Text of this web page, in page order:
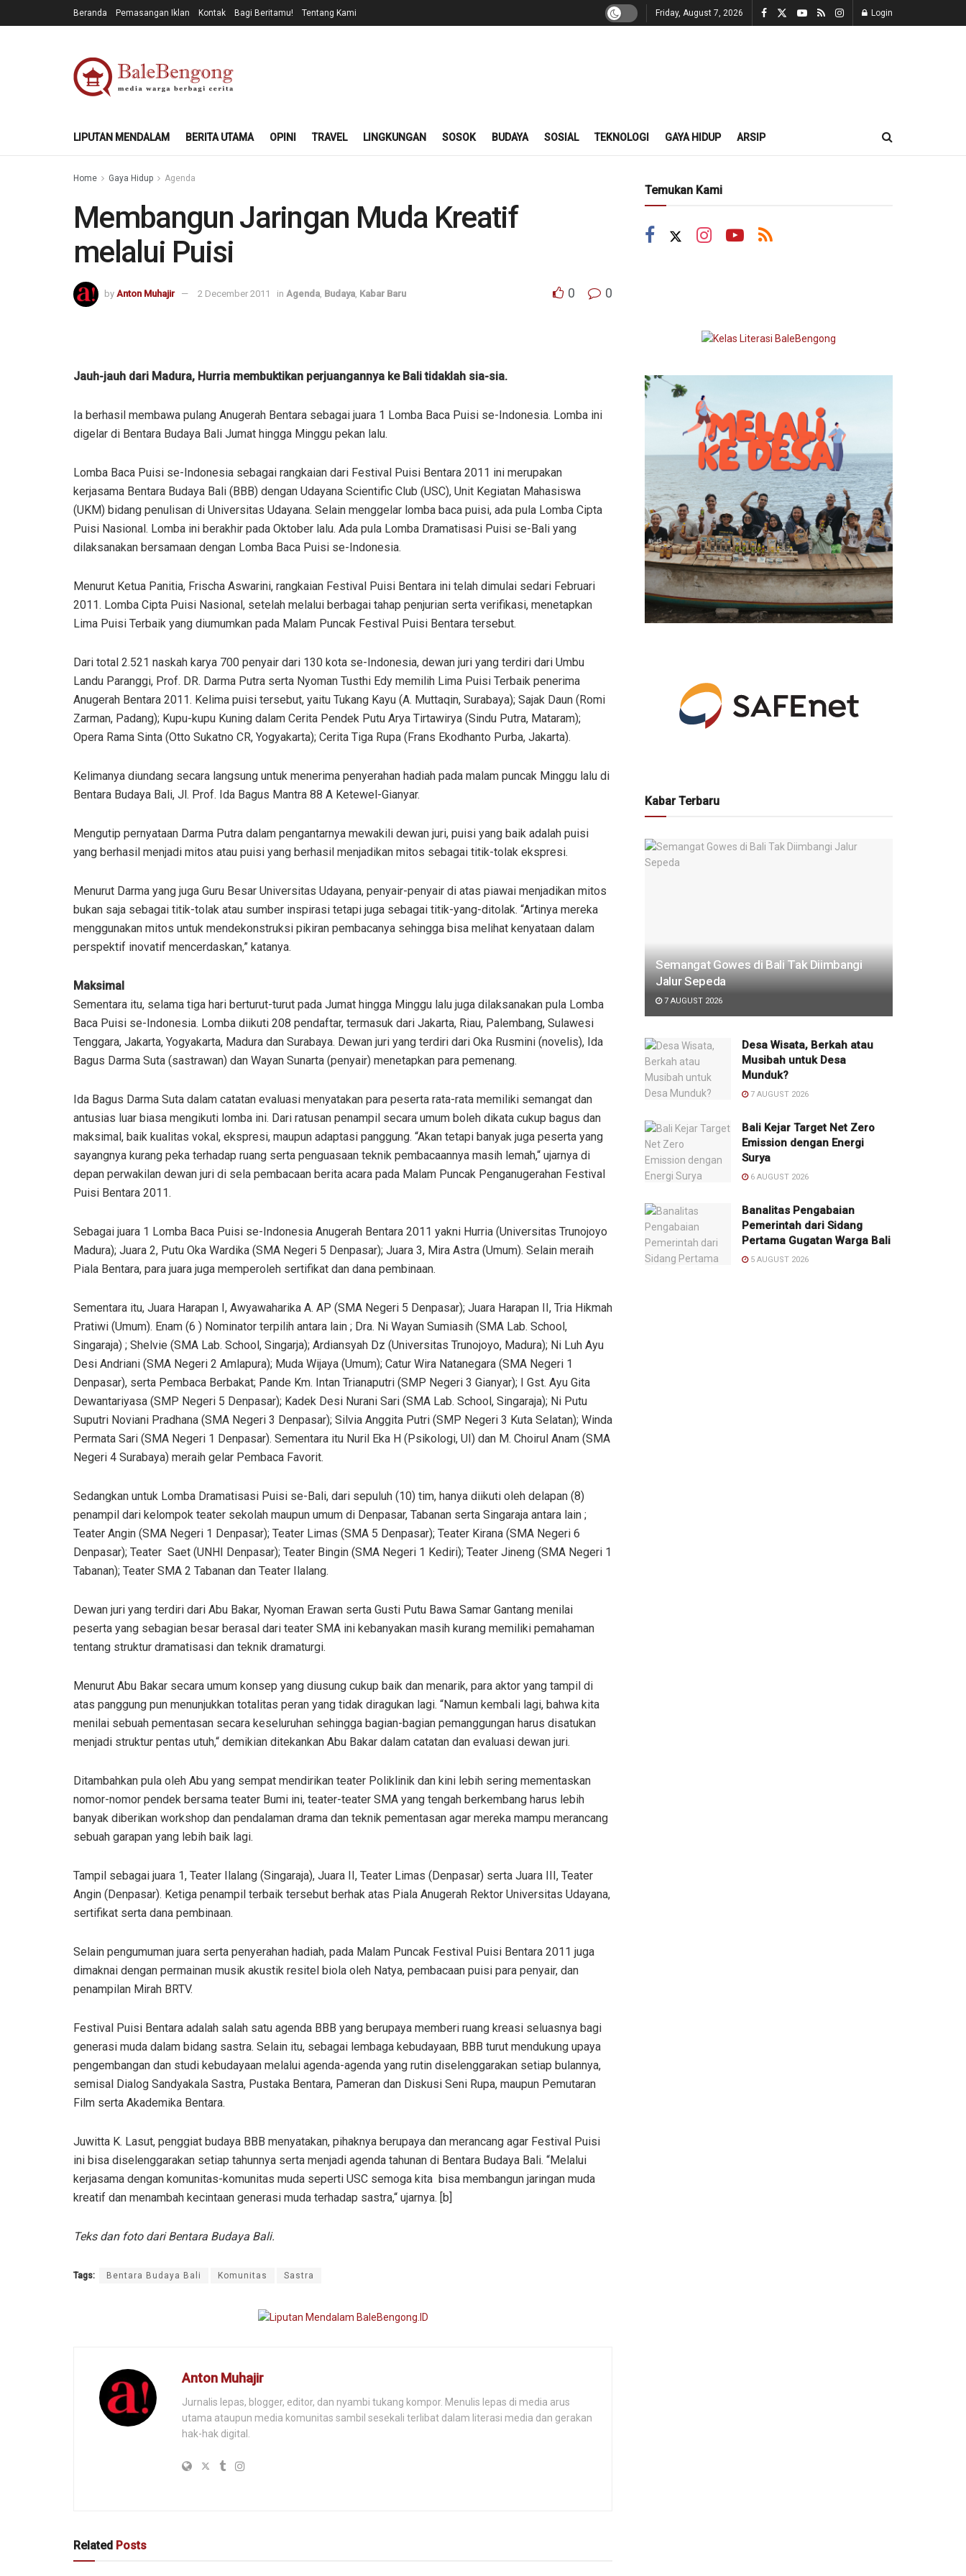
Beranda Pemasangan Iklan Kontak Bagi Beritamu! Tentang Kami Friday, August 7, 2026 Login
LIPUTAN MENDALAM BERITA UTAMA OPINI TRAVEL LINGKUNGAN SOSOK BUDAYA SOSIAL TEKNOLOGI GAYA HIDUP ARSIP
Home Gaya Hidup Agenda
Membangun Jaringan Muda Kreatif
melalui Puisi
by Anton Muhajir 2 December 2011 in Agenda Budaya Kabar Baru 0 0
Jauh-jauh dari Madura, Hurria membuktikan perjuangannya ke Bali tidaklah sia-sia.
Ia berhasil membawa pulang Anugerah Bentara sebagai juara 1 Lomba Baca Puisi se-Indonesia. Lomba ini
digelar di Bentara Budaya Bali Jumat hingga Minggu pekan lalu.
Lomba Baca Puisi se-Indonesia sebagai rangkaian dari Festival Puisi Bentara 2011 ini merupakan
kerjasama Bentara Budaya Bali (BBB) dengan Udayana Scientific Club (USC), Unit Kegiatan Mahasiswa
(UKM) bidang penulisan di Universitas Udayana. Selain menggelar lomba baca puisi, ada pula Lomba Cipta
Puisi Nasional. Lomba ini berakhir pada Oktober lalu. Ada pula Lomba Dramatisasi Puisi se-Bali yang
dilaksanakan bersamaan dengan Lomba Baca Puisi se-Indonesia.
Menurut Ketua Panitia, Frischa Aswarini, rangkaian Festival Puisi Bentara ini telah dimulai sedari Februari
2011. Lomba Cipta Puisi Nasional, setelah melalui berbagai tahap penjurian serta verifikasi, menetapkan
Lima Puisi Terbaik yang diumumkan pada Malam Puncak Festival Puisi Bentara tersebut.
Dari total 2.521 naskah karya 700 penyair dari 130 kota se-Indonesia, dewan juri yang terdiri dari Umbu
Landu Paranggi, Prof. DR. Darma Putra serta Nyoman Tusthi Edy memilih Lima Puisi Terbaik penerima
Anugerah Bentara 2011. Kelima puisi tersebut, yaitu Tukang Kayu (A. Muttaqin, Surabaya); Sajak Daun (Romi
Zarman, Padang); Kupu-kupu Kuning dalam Cerita Pendek Putu Arya Tirtawirya (Sindu Putra, Mataram);
Opera Rama Sinta (Otto Sukatno CR, Yogyakarta); Cerita Tiga Rupa (Frans Ekodhanto Purba, Jakarta).
Kelimanya diundang secara langsung untuk menerima penyerahan hadiah pada malam puncak Minggu lalu di
Bentara Budaya Bali, Jl. Prof. Ida Bagus Mantra 88 A Ketewel-Gianyar.
Mengutip pernyataan Darma Putra dalam pengantarnya mewakili dewan juri, puisi yang baik adalah puisi
yang berhasil menjadi mitos atau puisi yang berhasil menjadikan mitos sebagai titik-tolak ekspresi.
Menurut Darma yang juga Guru Besar Universitas Udayana, penyair-penyair di atas piawai menjadikan mitos
bukan saja sebagai titik-tolak atau sumber inspirasi tetapi juga sebagai titik-yang-ditolak. “Artinya mereka
menggunakan mitos untuk mendekonstruksi pikiran pembacanya sehingga bisa melihat kenyataan dalam
perspektif inovatif mencerdaskan,” katanya.
Maksimal
Sementara itu, selama tiga hari berturut-turut pada Jumat hingga Minggu lalu juga dilaksanakan pula Lomba
Baca Puisi se-Indonesia. Lomba diikuti 208 pendaftar, termasuk dari Jakarta, Riau, Palembang, Sulawesi
Tenggara, Jakarta, Yogyakarta, Madura dan Surabaya. Dewan juri yang terdiri dari Oka Rusmini (novelis), Ida
Bagus Darma Suta (sastrawan) dan Wayan Sunarta (penyair) menetapkan para pemenang.
Ida Bagus Darma Suta dalam catatan evaluasi menyatakan para peserta rata-rata memiliki semangat dan
antusias luar biasa mengikuti lomba ini. Dari ratusan penampil secara umum boleh dikata cukup bagus dan
maksimal, baik kualitas vokal, ekspresi, maupun adaptasi panggung. “Akan tetapi banyak juga peserta yang
sayangnya kurang peka terhadap ruang serta penguasaan teknik pembacaannya masih lemah,“ ujarnya di
depan perwakilan dewan juri di sela pembacaan berita acara pada Malam Puncak Penganugerahan Festival
Puisi Bentara 2011.
Sebagai juara 1 Lomba Baca Puisi se-Indonesia Anugerah Bentara 2011 yakni Hurria (Universitas Trunojoyo
Madura); Juara 2, Putu Oka Wardika (SMA Negeri 5 Denpasar); Juara 3, Mira Astra (Umum). Selain meraih
Piala Bentara, para juara juga memperoleh sertifikat dan dana pembinaan.
Sementara itu, Juara Harapan I, Awyawaharika A. AP (SMA Negeri 5 Denpasar); Juara Harapan II, Tria Hikmah
Pratiwi (Umum). Enam (6 ) Nominator terpilih antara lain ; Dra. Ni Wayan Sumiasih (SMA Lab. School,
Singaraja) ; Shelvie (SMA Lab. School, Singarja); Ardiansyah Dz (Universitas Trunojoyo, Madura); Ni Luh Ayu
Desi Andriani (SMA Negeri 2 Amlapura); Muda Wijaya (Umum); Catur Wira Natanegara (SMA Negeri 1
Denpasar), serta Pembaca Berbakat; Pande Km. Intan Trianaputri (SMP Negeri 3 Gianyar); I Gst. Ayu Gita
Dewantariyasa (SMP Negeri 5 Denpasar); Kadek Desi Nurani Sari (SMA Lab. School, Singaraja); Ni Putu
Suputri Noviani Pradhana (SMA Negeri 3 Denpasar); Silvia Anggita Putri (SMP Negeri 3 Kuta Selatan); Winda
Permata Sari (SMA Negeri 1 Denpasar). Sementara itu Nuril Eka H (Psikologi, UI) dan M. Choirul Anam (SMA
Negeri 4 Surabaya) meraih gelar Pembaca Favorit.
Sedangkan untuk Lomba Dramatisasi Puisi se-Bali, dari sepuluh (10) tim, hanya diikuti oleh delapan (8)
penampil dari kelompok teater sekolah maupun umum di Denpasar, Tabanan serta Singaraja antara lain ;
Teater Angin (SMA Negeri 1 Denpasar); Teater Limas (SMA 5 Denpasar); Teater Kirana (SMA Negeri 6
Denpasar); Teater Saet (UNHI Denpasar); Teater Bingin (SMA Negeri 1 Kediri); Teater Jineng (SMA Negeri 1
Tabanan); Teater SMA 2 Tabanan dan Teater Ilalang.
Dewan juri yang terdiri dari Abu Bakar, Nyoman Erawan serta Gusti Putu Bawa Samar Gantang menilai
peserta yang sebagian besar berasal dari teater SMA ini kebanyakan masih kurang memiliki pemahaman
tentang struktur dramatisasi dan teknik dramaturgi.
Menurut Abu Bakar secara umum konsep yang diusung cukup baik dan menarik, para aktor yang tampil di
atas panggung pun menunjukkan totalitas peran yang tidak diragukan lagi. “Namun kembali lagi, bahwa kita
menilai sebuah pementasan secara keseluruhan sehingga bagian-bagian pemanggungan harus disatukan
menjadi struktur pentas utuh,“ demikian ditekankan Abu Bakar dalam catatan dan evaluasi dewan juri.
Ditambahkan pula oleh Abu yang sempat mendirikan teater Poliklinik dan kini lebih sering mementaskan
nomor-nomor pendek bersama teater Bumi ini, teater-teater SMA yang tengah berkembang harus lebih
banyak diberikan workshop dan pendalaman drama dan teknik pementasan agar mereka mampu merancang
sebuah garapan yang lebih baik lagi.
Tampil sebagai juara 1, Teater Ilalang (Singaraja), Juara II, Teater Limas (Denpasar) serta Juara III, Teater
Angin (Denpasar). Ketiga penampil terbaik tersebut berhak atas Piala Anugerah Rektor Universitas Udayana,
sertifikat serta dana pembinaan.
Selain pengumuman juara serta penyerahan hadiah, pada Malam Puncak Festival Puisi Bentara 2011 juga
dimaknai dengan permainan musik akustik resitel biola oleh Natya, pembacaan puisi para penyair, dan
penampilan Mirah BRTV.
Festival Puisi Bentara adalah salah satu agenda BBB yang berupaya memberi ruang kreasi seluasnya bagi
generasi muda dalam bidang sastra. Selain itu, sebagai lembaga kebudayaan, BBB turut mendukung upaya
pengembangan dan studi kebudayaan melalui agenda-agenda yang rutin diselenggarakan setiap bulannya,
semisal Dialog Sandyakala Sastra, Pustaka Bentara, Pameran dan Diskusi Seni Rupa, maupun Pemutaran
Film serta Akademika Bentara.
Juwitta K. Lasut, penggiat budaya BBB menyatakan, pihaknya berupaya dan merancang agar Festival Puisi
ini bisa diselenggarakan setiap tahunnya serta menjadi agenda tahunan di Bentara Budaya Bali. “Melalui
kerjasama dengan komunitas-komunitas muda seperti USC semoga kita bisa membangun jaringan muda
kreatif dan menambah kecintaan generasi muda terhadap sastra,“ ujarnya. [b]
Teks dan foto dari Bentara Budaya Bali.
Tags: Bentara Budaya Bali Komunitas Sastra
Anton Muhajir
Jurnalis lepas, blogger, editor, dan nyambi tukang kompor. Menulis lepas di media arus
utama ataupun media komunitas sambil sesekali terlibat dalam literasi media dan gerakan
hak-hak digital.
Related Posts
Temukan Kami
Kabar Terbaru
Semangat Gowes di Bali Tak Diimbangi
Jalur Sepeda
7 AUGUST 2026
Desa Wisata, Berkah atau
Musibah untuk Desa
Munduk?
7 AUGUST 2026
Bali Kejar Target Net Zero
Emission dengan Energi
Surya
6 AUGUST 2026
Banalitas Pengabaian
Pemerintah dari Sidang
Pertama Gugatan Warga Bali
5 AUGUST 2026